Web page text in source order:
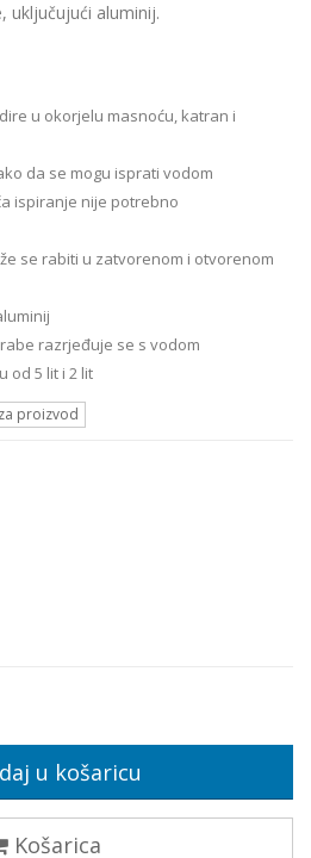
uključujući aluminij.
u okorjelu masnoću, katran i
da se mogu isprati vodom
ispiranje nije potrebno
se rabiti u zatvorenom i otvorenom
razrjeđuje se s vodom
od 5 lit i 2 lit
proizvod
u košaricu
Košarica